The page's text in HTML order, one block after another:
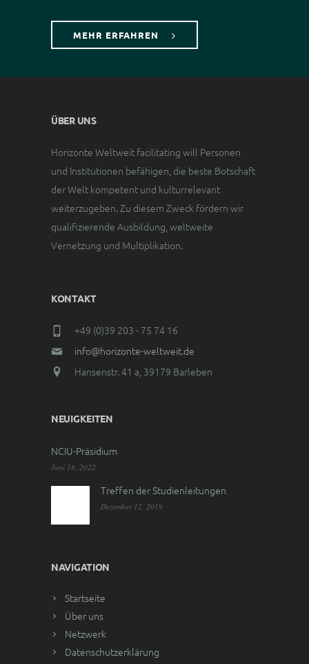
MEHR ERFAHREN
ÜBER UNS
Horizonte Weltweit facilitating will Personen
und Institutionen befähigen, die beste Botschaft
der Welt kompetent und kulturrelevant
weiterzugeben. Zu diesem Zweck fördern wir
qualifizierende Ausbildung, weltweite
Vernetzung und Multiplikation.
KONTAKT
+49 (0)39 203 - 75 74 16
info@horizonte-weltweit.de
Hansenstr. 41 a, 39179 Barleben
NEUIGKEITEN
NCIU-Präsidium
Juni 18, 2022
Treffen der Studienleitungen
Dezember 12, 2019
NAVIGATION
Startseite
Über uns
Netzwerk
Datenschutzerklärung